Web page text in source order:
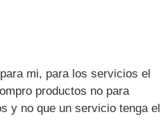
mi, para los servicios el
productos no para
y no que un servicio tenga el